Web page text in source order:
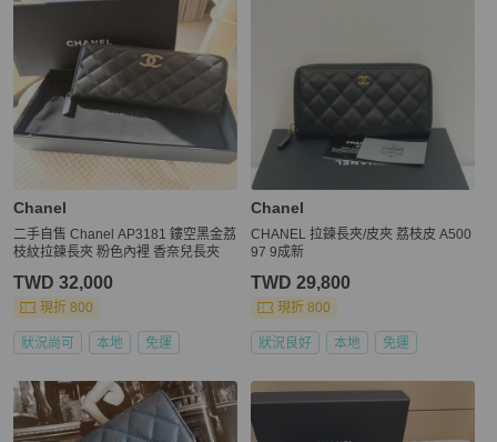
Chanel
二手自售 Chanel AP3181 鏤空黑金荔
枝紋拉鍊長夾 粉色內裡 香奈兒長夾
TWD 32,000
現折 800
狀況尚可 本地 免運
Chanel
CHANEL 拉鍊長夾/皮夾 荔枝皮 A500
97 9成新
TWD 29,800
現折 800
狀況良好 本地 免運